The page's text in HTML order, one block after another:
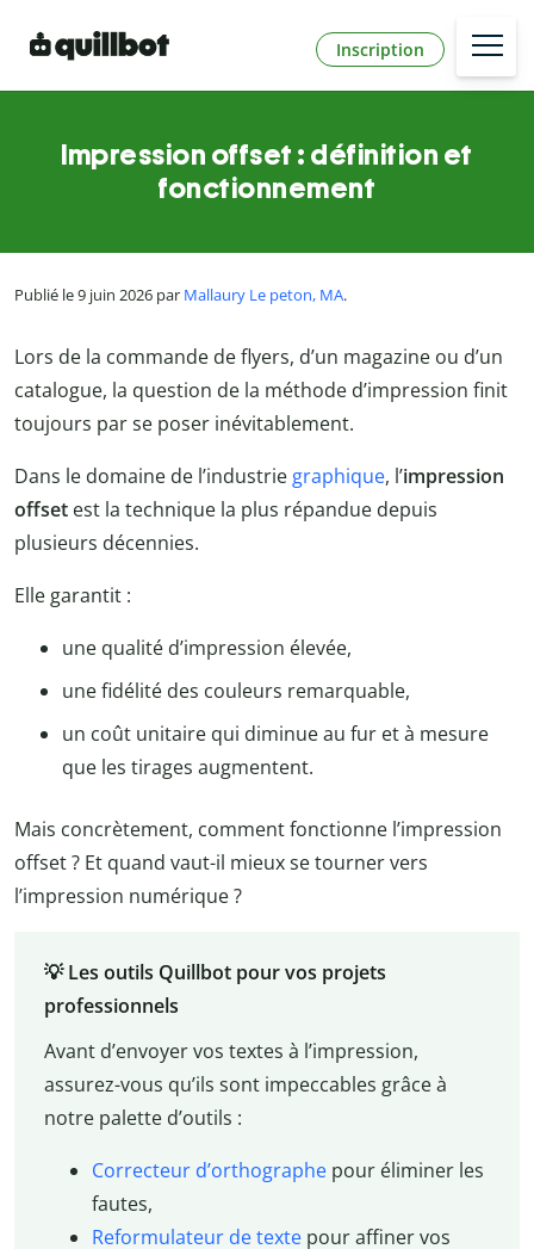
Inscription
Impression offset : définition et
fonctionnement
Publié le 9 juin 2026 par Mallaury Le peton, MA.
Lors de la commande de flyers, d’un magazine ou d’un
catalogue, la question de la méthode d’impression finit
toujours par se poser inévitablement.
Dans le domaine de l’industrie graphique, l’impression
offset est la technique la plus répandue depuis
plusieurs décennies.
Elle garantit :
une qualité d’impression élevée,
une fidélité des couleurs remarquable,
un coût unitaire qui diminue au fur et à mesure
que les tirages augmentent.
Mais concrètement, comment fonctionne l’impression
offset ? Et quand vaut-il mieux se tourner vers
l’impression numérique ?
💡 Les outils Quillbot pour vos projets
professionnels
Avant d’envoyer vos textes à l’impression,
assurez-vous qu’ils sont impeccables grâce à
notre palette d’outils :
Correcteur d’orthographepour éliminer les
fautes,
Reformulateur de textepour affiner vos